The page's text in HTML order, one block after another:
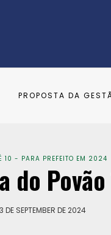
PROPOSTA DA
10 - PARA PREFEITO EM 2024
do
DE SEPTEMBER DE 2024